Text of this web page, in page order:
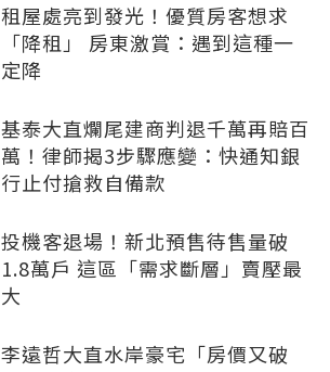
租屋處亮到發光！優質房客想求
「降租」 房東激賞：遇到這種一
定降
基泰大直爛尾建商判退千萬再賠百
萬！律師揭3步驟應變：快通知銀
行止付搶救自備款
投機客退場！新北預售待售量破
1.8萬戶 這區「需求斷層」賣壓最
大
李遠哲大直水岸豪宅「房價又破